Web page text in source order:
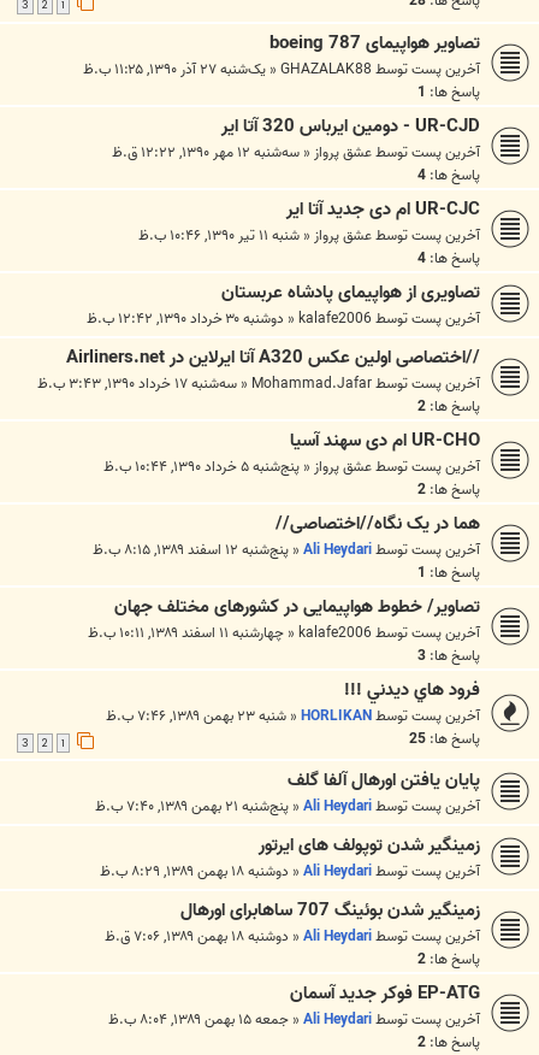
3
تصاویر هواپیمای boeing 787
آخرین پست توسطGHAZALAK88
« یک‌شنبه ۲۷ آذر ۱۳۹۰, ۱۱:۲۵ ب.ظ
پاسخ ها: 1
UR-CJD - دومین ایرباس 320 آتا ایر
آخرین پست توسطعشق پرواز« سه‌شنبه ۱۲ مهر ۱۳۹۰, ۱۲:۲۲ ق.ظ
پاسخ ها: 4
UR-CJC ام دی جدید آتا ایر
آخرین پست توسطعشق پرواز« شنبه ۱۱ تیر ۱۳۹۰, ۱۰:۴۶ ب.ظ
پاسخ ها: 4
تصاویری از هواپیمای پادشاه عربستان
آخرین پست توسطkalafe2006
« دوشنبه ۳۰ خرداد ۱۳۹۰, ۱۲:۴۲ ب.ظ
//اختصاصی اولین عکس A320 آتا ایرلاین در Airliners.net
آخرین پست توسطMohammad.Jafar
« سه‌شنبه ۱۷ خرداد ۱۳۹۰, ۳:۴۳ ب.ظ
پاسخ ها: 2
UR-CHO ام دی سهند آسیا
آخرین پست توسطعشق پرواز« پنج‌شنبه ۵ خرداد ۱۳۹۰, ۱۰:۴۴ ب.ظ
پاسخ ها: 2
هما در یک نگاه//اختصاصی//
آخرین پست توسطAli Heydari
« پنج‌شنبه ۱۲ اسفند ۱۳۸۹, ۸:۱۵ ب.ظ
پاسخ ها: 1
تصاویر/ خطوط هواپیمایی در کشورهای مختلف جهان
آخرین پست توسطkalafe2006
« چهارشنبه ۱۱ اسفند ۱۳۸۹, ۱۰:۱۱ ب.ظ
پاسخ ها: 3
فرود هاي ديدني !!!
آخرین پست توسطHORLIKAN
« شنبه ۲۳ بهمن ۱۳۸۹, ۷:۴۶ ب.ظ
پاسخ ها: 25
3
پایان یافتن اورهال آلفا گلف
آخرین پست توسطAli Heydari
« پنج‌شنبه ۲۱ بهمن ۱۳۸۹, ۷:۴۰ ب.ظ
زمینگیر شدن توپولف های ایرتور
آخرین پست توسطAli Heydari
« دوشنبه ۱۸ بهمن ۱۳۸۹, ۸:۲۹ ب.ظ
زمینگیر شدن بوئینگ 707 ساهابرای اورهال
آخرین پست توسطAli Heydari
« دوشنبه ۱۸ بهمن ۱۳۸۹, ۷:۰۶ ق.ظ
پاسخ ها: 2
EP-ATG فوکر جدید آسمان
آخرین پست توسطAli Heydari
« جمعه ۱۵ بهمن ۱۳۸۹, ۸:۰۴ ب.ظ
پاسخ ها: 2